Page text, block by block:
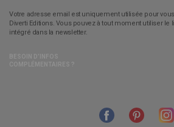
Votre adresse email est uniquement utilisée pour
Diverti Editions. Vous pouvez à tout moment utiliser
intégré dans la newsletter.